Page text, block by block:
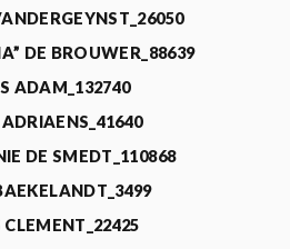
DE BROUWER_88639
ADAM_132740
DE SMEDT_110868
CLEMENT_22425